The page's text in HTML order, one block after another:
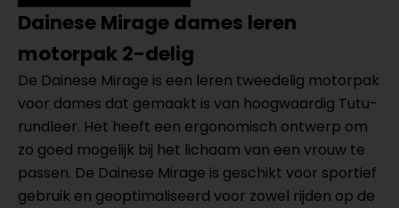
Dainese Mirage dames leren
motorpak 2-delig
De Dainese Mirage is een leren tweedelig motorpak
voor dames dat gemaakt is van hoogwaardig Tutu-
rundleer. Het heeft een ergonomisch ontwerp om
zo goed mogelijk bij het lichaam van een vrouw te
passen. De Dainese Mirage is geschikt voor sportief
gebruik en geoptimaliseerd voor zowel rijden op de